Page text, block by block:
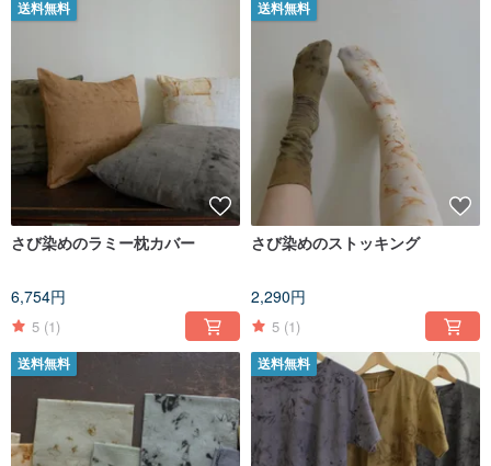
送料無料
さび染めのラミー枕カバー
6,754円
5 (1)
送料無料
さび染めのストッキング
2,290円
5 (1)
送料無料 送料無料